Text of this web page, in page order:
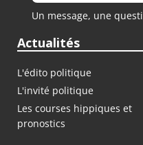
Un message, une
Actualités
L'édito politique
L'invité politique
Les courses hippiques et
pronostics